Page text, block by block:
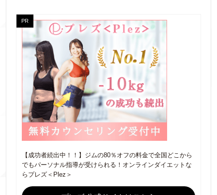
【成功者続出中！！】ジムの80％オフの料金で全国どこから
でもパーソナル指導が受けられる！オンラインダイエットな
らプレズ＜Plez＞